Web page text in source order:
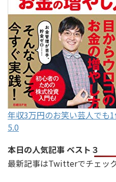
年収3万円のお笑い芸人でも
5.0
本日の人気記事 ベスト３
最新記事はTwitterでチェッ